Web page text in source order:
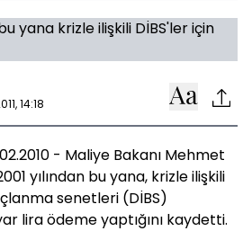
14:18
- Maliye Bakanı Mehmet
yılından bu yana, krizle ilişkili
senetleri (DİBS)
lira ödeme yaptığını kaydetti.